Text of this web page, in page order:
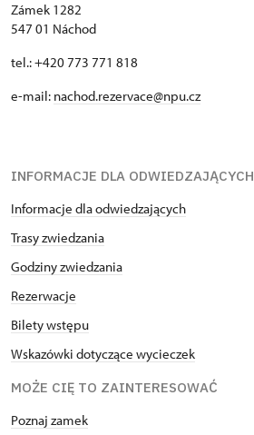
Zámek 1282
547 01 Náchod
tel.: +420 773 771 818
e-mail: nachod.rezervace@npu.cz
INFORMACJE DLA ODWIEDZAJĄCYCH
Informacje dla odwiedzających
Trasy zwiedzania
Godziny zwiedzania
Rezerwacje
Bilety wstępu
Wskazówki dotyczące wycieczek
MOŻE CIĘ TO ZAINTERESOWAĆ
Poznaj zamek